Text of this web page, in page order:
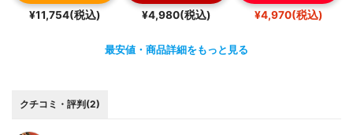
¥11,754(税込) ¥4,980(税込) ¥4,970(税込)
最安値・商品詳細をもっと見る
クチコミ・評判(2)